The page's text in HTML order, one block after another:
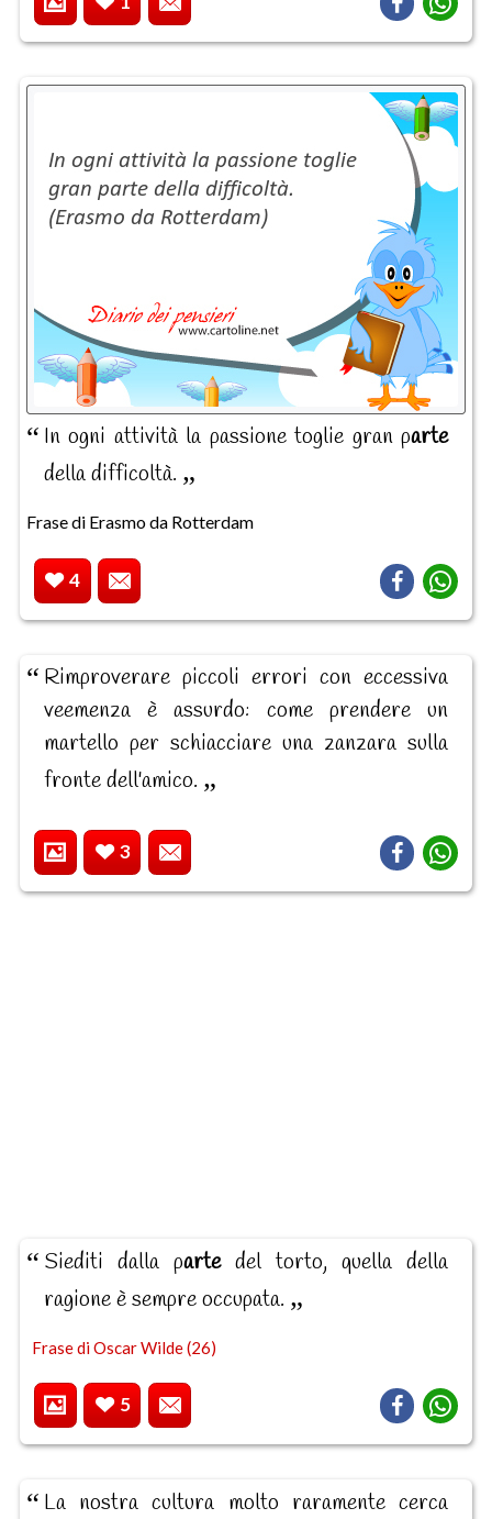
In ogni attività la passione toglie gran parte
della difficoltà.
Frase di Erasmo da Rotterdam
4
Rimproverare piccoli errori con eccessiva
veemenza è assurdo: come prendere un
martello per schiacciare una zanzara sulla
fronte dell'amico.
3
Siediti dalla partedel torto, quella della
ragione è sempre occupata.
Frase di Oscar Wilde (26)
5
La nostra cultura molto raramente cerca